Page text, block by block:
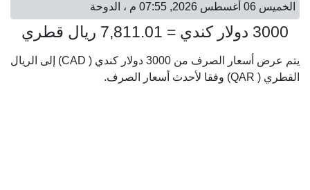
الخميس 06 أغسطس 2026, 07:55 م ، الدوحة
3000 دولار كندي = 7,811.01 ريال قطري
يتم عرض أسعار الصرف من 3000 دولار كندي ( CAD) إلى الريال
القطري ( QAR) وفقا لأحدث أسعار الصرف.